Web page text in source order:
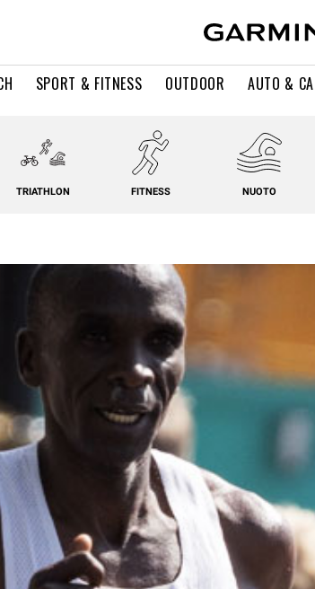
SPORT & FITNESS OUTDOOR AUTO &
TRIATHLON FITNESS NUOTO